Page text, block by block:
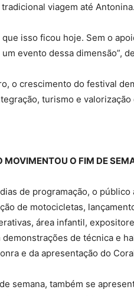
viagem até Antonina.
que isso ficou hoje. Sem o
evento dessa dimensão”,
o crescimento do festival
turismo e
MOVIMENTOU O FIM DE
de programação, o
de motocicletas,
área infantil,
de técnica e
e da apresentação do
semana, também se